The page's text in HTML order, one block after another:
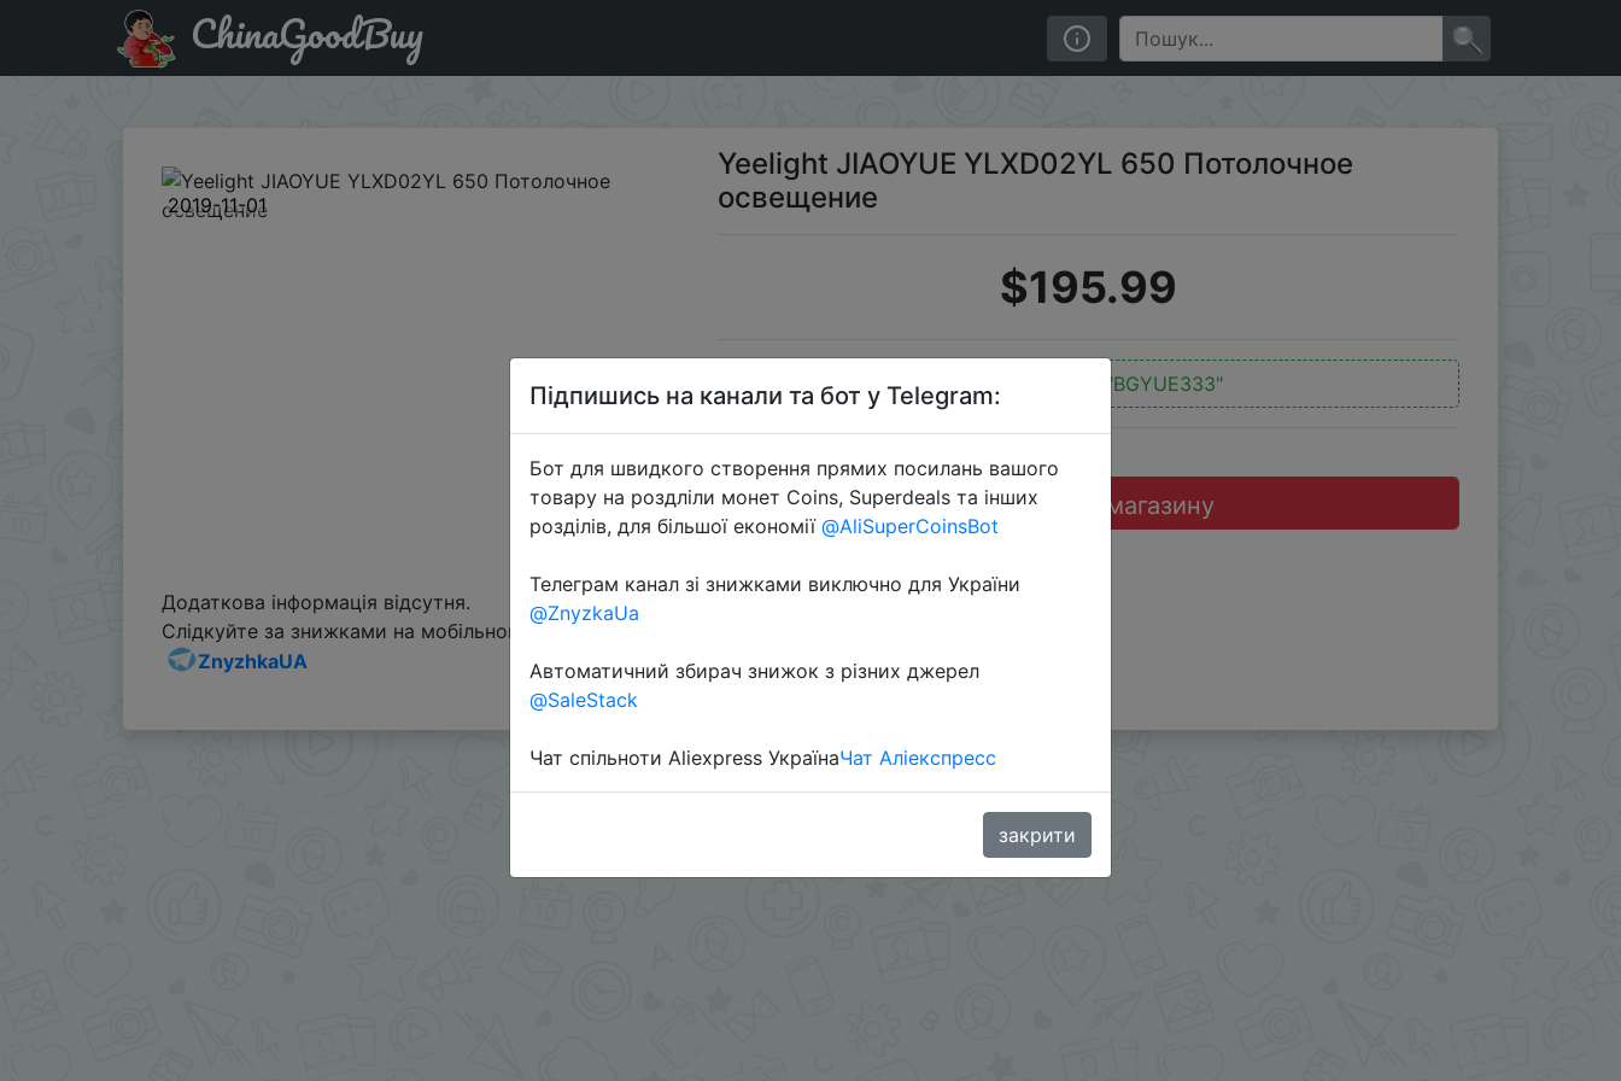
Промокод на знижку BGYUE333 Yeelight JIAOYUE YLXD02YL 650 Потолочное освещение
ChinaGoodBuy
2019-11-01
Yeelight JIAOYUE YLXD02YL 650 Потолочное
освещение
$195.99
"BGYUE333"
Перейти до магазину
Додаткова інформація відсутня.
Слідкуйте за знижками на мобільному, в телеграм каналі:
ZnyzhkaUA
Підпишись на канали та бот у Telegram:
Бот для швидкого створення прямих посилань вашого
товару на роздліли монет Coins, Superdeals та інших
розділів, для більшої економії @AliSuperCoinsBot
Телеграм канал зі знижками виключно для України
@ZnyzkaUa
Автоматичний збирач знижок з різних джерел
@SaleStack
Чат спільноти Aliexpress УкраїнаЧат Аліекспресс
закрити